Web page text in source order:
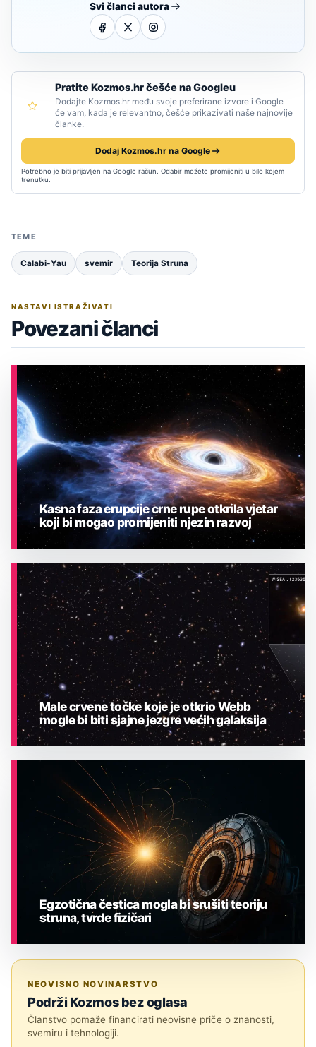
Svi članci autora
Pratite Kozmos.hr češće na Googleu
Dodajte Kozmos.hr među svoje preferirane izvore i Google
će vam, kada je relevantno, češće prikazivati naše najnovije
članke.
Dodaj Kozmos.hr na Google
Potrebno je biti prijavljen na Google račun. Odabir možete promijeniti u bilo kojem
trenutku.
TEME
Calabi-Yau svemir Teorija Struna
NASTAVI ISTRAŽIVATI
Povezani članci
ASTRONOMIJA
Kasna faza erupcije crne rupe otkrila vjetar
koji bi mogao promijeniti njezin razvoj
ASTRONOMIJA
Male crvene točke koje je otkrio Webb
mogle bi biti sjajne jezgre većih galaksija
Egzotična čestica mogla bi srušiti teoriju
struna, tvrde fizičari
NEOVISNO NOVINARSTVO
Podrži Kozmos bez oglasa
Članstvo pomaže financirati neovisne priče o znanosti,
svemiru i tehnologiji.